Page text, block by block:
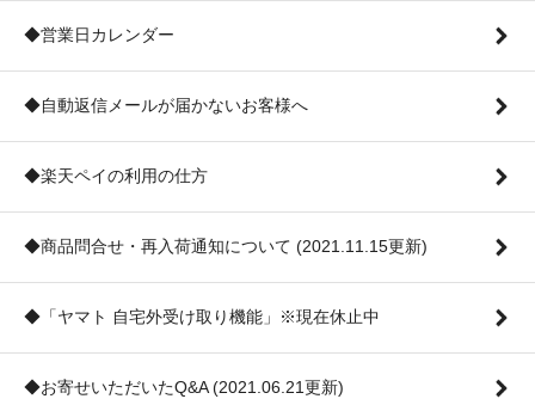
◆営業日カレンダー
◆自動返信メールが届かないお客様へ
◆楽天ペイの利用の仕方
◆商品問合せ・再入荷通知について (2021.11.15更新)
◆「ヤマト 自宅外受け取り機能」※現在休止中
◆お寄せいただいたQ&A (2021.06.21更新)